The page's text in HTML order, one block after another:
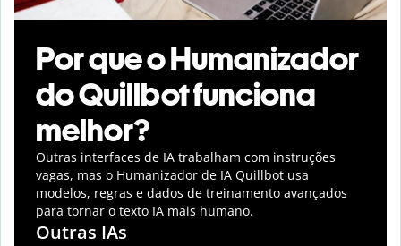
Por que o Humanizador
do Quillbot funciona
melhor?
Outras interfaces de IA trabalham com instruções
vagas, mas o Humanizador de IA Quillbot usa
modelos, regras e dados de treinamento avançados
para tornar o texto IA mais humano.
Outras IAs